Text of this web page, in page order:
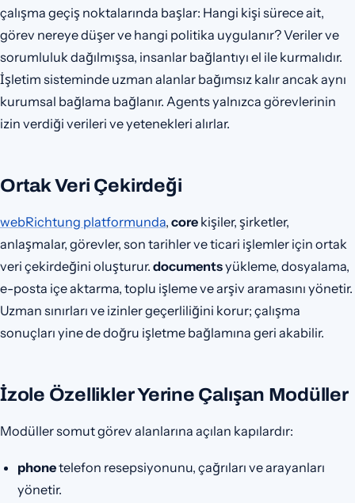
çalışma geçiş noktalarında başlar: Hangi kişi sürece ait,
görev nereye düşer ve hangi politika uygulanır? Veriler ve
sorumluluk dağılmışsa, insanlar bağlantıyı el ile kurmalıdır.
İşletim sisteminde uzman alanlar bağımsız kalır ancak aynı
kurumsal bağlama bağlanır. Agents yalnızca görevlerinin
izin verdiği verileri ve yetenekleri alırlar.
Ortak Veri Çekirdeği
webRichtung platformunda, core kişiler, şirketler,
anlaşmalar, görevler, son tarihler ve ticari işlemler için ortak
veri çekirdeğini oluşturur. documentsyükleme, dosyalama,
e-posta içe aktarma, toplu işleme ve arşiv aramasını yönetir.
Uzman sınırları ve izinler geçerliliğini korur; çalışma
sonuçları yine de doğru işletme bağlamına geri akabilir.
İzole Özellikler Yerine Çalışan Modüller
Modüller somut görev alanlarına açılan kapılardır:
phonetelefon resepsiyonunu, çağrıları ve arayanları
yönetir.